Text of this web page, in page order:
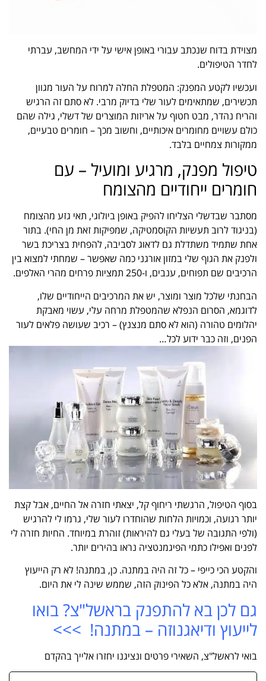
מצוידת בדוח שנכתב עבורי באופן אישי על ידי המחשב, עברתי
לחדר הטיפולים.
ועכשיו לקטע המפנק: המטפלת החלה למרוח על העור מגוון
תכשירים, שמתאימים לעור שלי בדיוק מרבי. לא סתם זה הרגיש
והריח נהדר, מבט חטוף על אריזות המוצרים של דשלי, גילה שהם
כולם עשויים מחומרים איכותיים, וחשוב מכך – חומרים טבעיים,
ממקורות צמחיים בלבד.
טיפול מפנק, מרגיע ומועיל – עם
חומרים ייחודיים מהצומח
מסתבר שבדשלי הצליחו להפיק באופן ביולוגי, תאי גזע מהצומח
(בניגוד לרוב תעשיות הקוסמטיקה, שמפיקות זאת מן החי). בתור
אחת שתמיד משתדלת גם לדאוג לסביבה, להפחית בצריכת בשר
ולפנק את הגוף שלי במזון אורגני כמה שאפשר – שמחתי למצוא בין
הרכיבים שם תפוחים, ענבים, ו-250 תמציות פרחים מהרי האלפים.
הבחנתי שלכל מוצר ומוצר, יש את המרכיבים הייחודיים שלו,
לדוגמא, הסרום הנפלא שהמטפלת מרחה עלי, עשוי מאבקת
יהלומים טהורה (הוא לא סתם מנצנץ) – רכיב שעושה פלאים לעור
הפנים, וזה כבר ידוע לכל…
בסוף הטיפול, הרגשתי ריחוף קל, יצאתי חזרה אל החיים, אבל קצת
יותר רגועה, וכמויות הלחות שהוחדרו לעור שלי, גרמו לי להרגיש
(ולפי התגובה של בעלי גם להיראות) זוהרת במיוחד. החיות חזרה לי
לפנים ואפילו כתמי הפיגמנטציה נראו בהירים יותר.
והקטע הכי כייפי – כל זה היה במתנה. כן, במתנה! לא רק הייעוץ
היה במתנה, אלא כל הפינוק הזה, שממש שינה לי את היום.
גם לכן בא להתפנק בראשל"צ? בואו
לייעוץ ודיאגנוזה – במתנה! >>>
בואי לראשל"צ, השאירי פרטים ונציגנו יחזרו אלייך בהקדם